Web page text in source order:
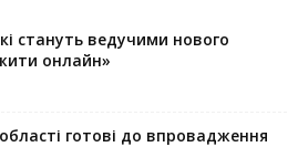
стануть ведучими нового
онлайн»
готові до впровадження